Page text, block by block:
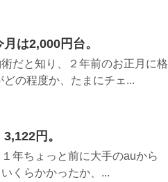
は2,000円台。
だと知り、２年前のお正月に格
の程度か、たまにチェ...
円。
年ちょっと前に大手のauから
くらかかったか、...